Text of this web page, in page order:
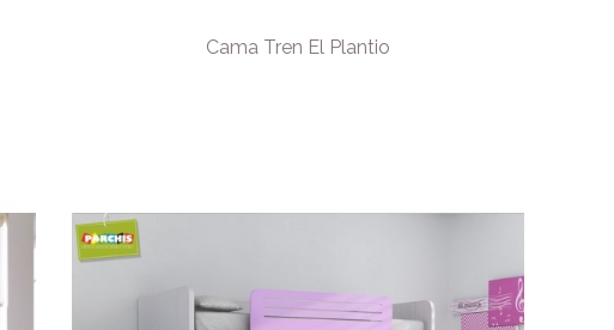
Cama Tren El Plantio